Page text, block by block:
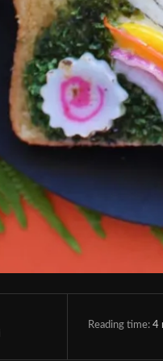
Reading time: 4